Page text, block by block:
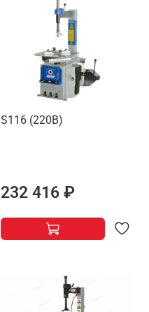
S116 (220В)
232 416 ₽